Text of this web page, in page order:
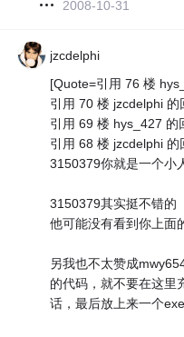
2008-10-31
jzcdelphi
[Quote=引用 76 楼
引用 70 楼 jzcdelphi 的
引用 69 楼 hys_427 的
引用 68 楼 jzcdelphi 的
3150379你就是一个小
3150379其实挺不错的
他可能没有看到你上面
另我也不太赞成
的代码，就不要在这里
话，最后放上来一个